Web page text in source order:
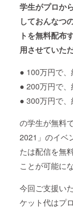
学生がプロか
しておんなつ
トを無料配布
用させていた
● 100万円で、
● 200万円で
● 300万円で
の学生が無料
2021」のイベ
たは配信を無
ことが可能に
今回ご支援い
ケット代はプ